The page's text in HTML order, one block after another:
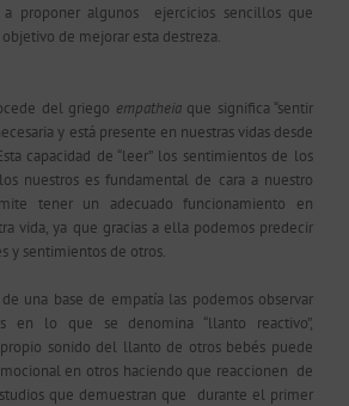
proponer algunos ejercicios sencillos que
de mejorar esta destreza.
del griego empatheiaque significa “sentir
y está presente en nuestras vidas desde
capacidad de “leer” los sentimientos de los
nuestros es fundamental de cara a nuestro
tener un adecuado funcionamiento en
vida, ya que gracias a ella podemos predecir
y sentimientos de otros.
una base de empatía las podemos observar
en lo que se denomina “llanto reactivo”,
sonido del llanto de otros bebés puede
en otros haciendo que reaccionen de
que demuestran que durante el primer